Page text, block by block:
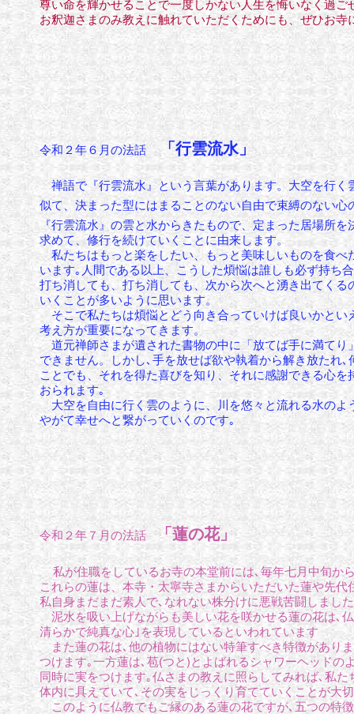
尊い命を輝かせることで一度しかない人生を悔いなく過
お釈迦さまのみ教えに触れていただくためにも、ぜひお寺
令和２年６月の法話 「行雲流水」
禅語で『行雲流水』という言葉があります。大空を行
似て、決まった型にはまることのない自由で束縛のない
『行雲流水』の雲と水からきたもので、定まった居場所
求めて、修行を続けていくことに由来します。
私たちはもっと楽をしたい、もっと美味しいものを食べ
います｡人間である以上、こうした煩悩は誰しも必ず持ち
打ち消しても、打ち消しても、次から次へと湧き出てく
いくことが多いように思います。
そこで私たちは煩悩とどう向き合っていけば良いかとい
考え方が重要になってきます。
道元禅師さまが遺された書物の中に「放てば手に満てり
できません。しかし､手を放せば欲や執着から解き放たれ
ことでも、それを得た喜びを知り、それに感謝できる心を
おられます｡
大空を自由に行く雲のように、川を悠々と流れる水の
やがて幸せへと繋がっていくのです｡
令和２年７月の法話 「蓮の花」
私が住職をしているお寺の本堂前には､毎年七月中旬か
これらの蓮は、本寺・太寧寺さまからいただいた蓮や先
私自身まだまだ素人で､なれない株分けに悪戦苦闘しまし
泥水を吸い上げながらも美しい花を咲かせる蓮の花は､
清らかで純真な心｣を表現しているといわれています
また蓮の花は､他の植物にはない特筆すべき特徴があり
つけます｡一方蓮は､苞(つと)とよばれるシャワーヘッドの
同時に実をつけます｡仏さまの教えに照らしてみれば､私た
体内に具えていて､その実をじっくり育てていくことが大
このように仏教でもご縁のある蓮の花ですが､五つの特